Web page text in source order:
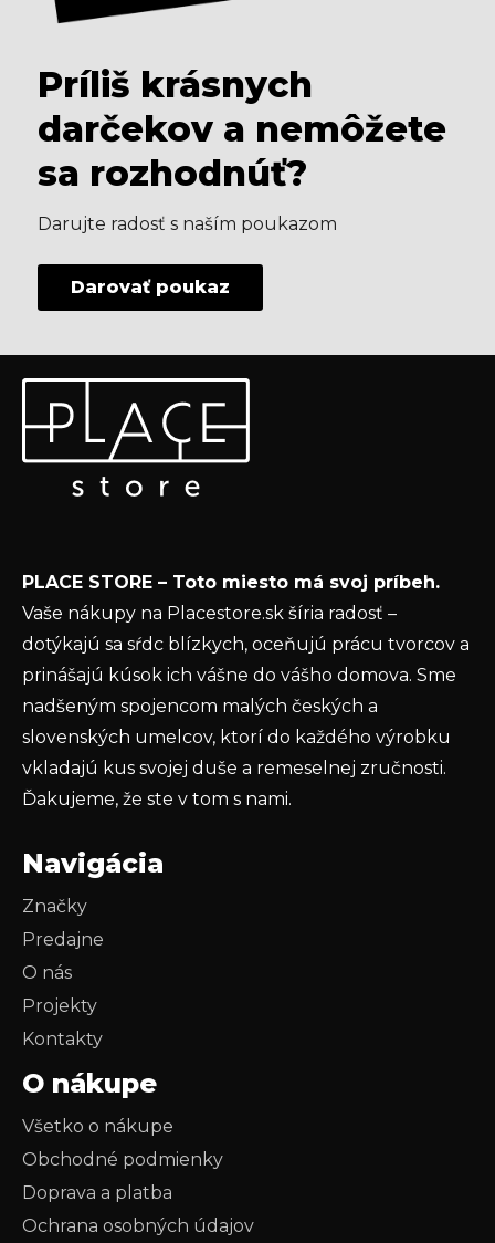
Príliš krásnych
darčekov a nemôžete
sa rozhodnúť?
Darujte radosť s naším poukazom
Darovať poukaz
Odoberať newsletter
Vložte svoj e-mail a my Vám budeme zasielať informácie
o nových produktoch na našom e-shope.
ochrany osobných údajov
PRIHLÁSIŤ SA
PLACE STORE – Toto miesto má svoj príbeh.
Vaše nákupy na Placestore.sk šíria radosť –
dotýkajú sa sŕdc blízkych, oceňujú prácu tvorcov a
prinášajú kúsok ich vášne do vášho domova. Sme
nadšeným spojencom malých českých a
slovenských umelcov, ktorí do každého výrobku
vkladajú kus svojej duše a remeselnej zručnosti.
Ďakujeme, že ste v tom s nami.
Navigácia
Značky
Predajne
O nás
Projekty
Kontakty
O nákupe
Všetko o nákupe
Obchodné podmienky
Doprava a platba
Ochrana osobných údajov